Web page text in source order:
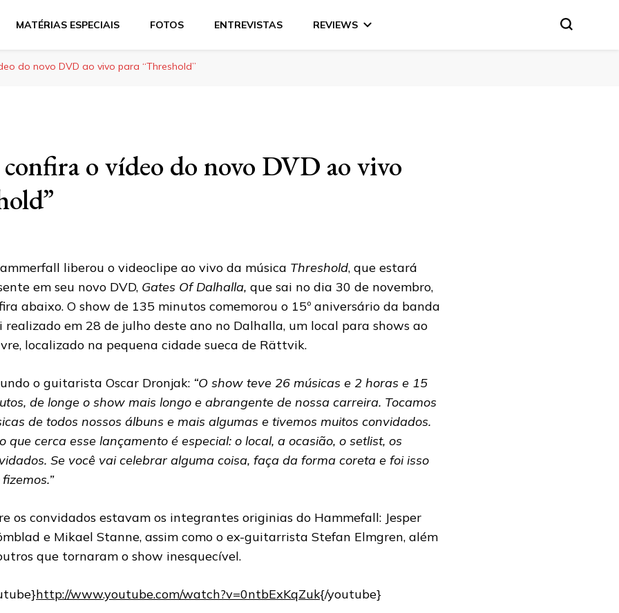
MATÉRIAS ESPECIAIS FOTOS ENTREVISTAS REVIEWS
do novo DVD ao vivo para “Threshold”
o vídeo do novo DVD ao vivo
liberou o videoclipe ao vivo da música Threshold, que estará
em seu novo DVD, Gates Of Dalhalla, que sai no dia 30 de novembro,
abaixo. O show de 135 minutos comemorou o 15º aniversário da banda
realizado em 28 de julho deste ano no Dalhalla, um local para shows ao
localizado na pequena cidade sueca de Rättvik.
o guitarista Oscar Dronjak: “O show teve 26 músicas e 2 horas e 15
de longe o show mais longo e abrangente de nossa carreira. Tocamos
de todos nossos álbuns e mais algumas e tivemos muitos convidados.
que cerca esse lançamento é especial: o local, a ocasião, o setlist, os
Se você vai celebrar alguma coisa, faça da forma coreta e foi isso
os convidados estavam os integrantes originias do Hammefall: Jesper
e Mikael Stanne, assim como o ex-guitarrista Stefan Elmgren, além
que tornaram o show inesquecível.
http://www.youtube.com/watch?v=0ntbExKqZuk{/youtube}